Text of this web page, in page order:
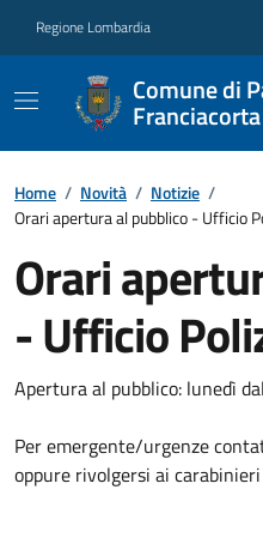
Regione Lombardia
Comune di
Franciacorta
Home / Novità / Notizie /
Orari apertura al pubblico - Ufficio
Orari
- Ufficio
Apertura al pubblico: lunedì
Per emergente/urgenze
oppure rivolgersi ai